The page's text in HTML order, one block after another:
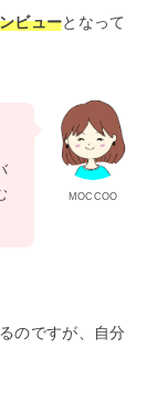
ビューとなって
MOCCOO
のですが、自分